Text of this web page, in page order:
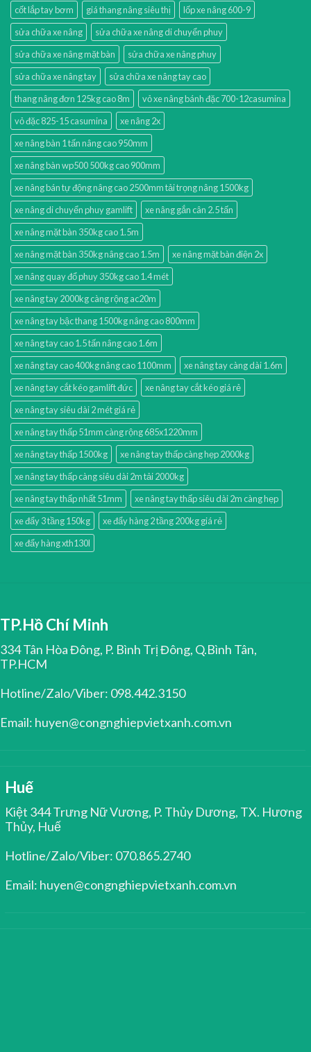
cốt lắp tay bơm
giá thang nâng siêu thị
lốp xe nâng 600-9
sửa chữa xe nâng
sửa chữa xe nâng di chuyển phuy
sửa chữa xe nâng mặt bàn
sửa chữa xe nâng phuy
sửa chữa xe nâng tay
sửa chữa xe nâng tay cao
thang nâng đơn 125kg cao 8m
vỏ xe nâng bánh đặc 700-12casumina
vỏ đặc 825-15 casumina
xe nâng 2x
xe nâng bàn 1 tấn nâng cao 950mm
xe nâng bàn wp500 500kg cao 900mm
xe nâng bán tự động nâng cao 2500mm tải trọng nâng 1500kg
xe nâng di chuyển phuy gamlift
xe nâng gắn cân 2.5 tấn
xe nâng mặt bàn 350kg cao 1.5m
xe nâng mặt bàn 350kg nâng cao 1.5m
xe nâng mặt bàn điện 2x
xe nâng quay đổ phuy 350kg cao 1.4 mét
xe nâng tay 2000kg càng rộng ac20m
xe nâng tay bậc thang 1500kg nâng cao 800mm
xe nâng tay cao 1.5 tấn nâng cao 1.6m
xe nâng tay cao 400kg nâng cao 1100mm
xe nâng tay càng dài 1.6m
xe nâng tay cắt kéo gamlift đức
xe nâng tay cắt kéo giá rẻ
xe nâng tay siêu dài 2 mét giá rẻ
xe nâng tay thấp 51mm càng rộng 685x1220mm
xe nâng tay thấp 1500kg
xe nâng tay thấp càng hẹp 2000kg
xe nâng tay thấp càng siêu dài 2m tải 2000kg
xe nâng tay thấp nhất 51mm
xe nâng tay thấp siêu dài 2m càng hẹp
xe đẩy 3 tầng 150kg
xe đẩy hàng 2 tầng 200kg giá rẻ
xe đẩy hàng xth130l
TP.Hồ Chí Minh
334 Tân Hòa Đông, P. Bình Trị Đông, Q.Bình Tân,
TP.HCM
Hotline/Zalo/Viber: 098.442.3150
Email: huyen@congnghiepvietxanh.com.vn
Huế
Kiệt 344 Trưng Nữ Vương, P. Thủy Dương, TX. Hương
Thủy, Huế
Hotline/Zalo/Viber: 070.865.2740
Email: huyen@congnghiepvietxanh.com.vn